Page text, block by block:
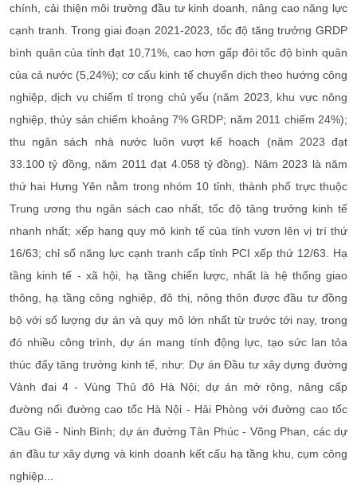
chính, cải thiện môi trường đầu tư kinh doanh, nâng cao năng lực
cạnh tranh. Trong giai đoạn 2021-2023, tốc độ tăng trưởng GRDP
bình quân của tỉnh đạt 10,71%, cao hơn gấp đôi tốc độ bình quân
của cả nước (5,24%); cơ cấu kinh tế chuyển dịch theo hướng công
nghiệp, dịch vụ chiếm tỉ trọng chủ yếu (năm 2023, khu vực nông
nghiệp, thủy sản chiếm khoảng 7% GRDP; năm 2011 chiếm 24%);
thu ngân sách nhà nước luôn vượt kế hoạch (năm 2023 đạt
33.100 tỷ đồng, năm 2011 đạt 4.058 tỷ đồng). Năm 2023 là năm
thứ hai Hưng Yên nằm trong nhóm 10 tỉnh, thành phố trực thuộc
Trung ương thu ngân sách cao nhất, tốc độ tăng trưởng kinh tế
nhanh nhất; xếp hạng quy mô kinh tế của tỉnh vươn lên vị trí thứ
16/63; chỉ số năng lực cạnh tranh cấp tỉnh PCI xếp thứ 12/63. Hạ
tầng kinh tế - xã hội, hạ tầng chiến lược, nhất là hệ thống giao
thông, hạ tầng công nghiệp, đô thị, nông thôn được đầu tư đồng
bộ với số lượng dự án và quy mô lớn nhất từ trước tới nay, trong
đó nhiều công trình, dự án mang tính động lực, tạo sức lan tỏa
thúc đẩy tăng trưởng kinh tế, như: Dự án Đầu tư xây dựng đường
Vành đai 4 - Vùng Thủ đô Hà Nội; dự án mở rộng, nâng cấp
đường nối đường cao tốc Hà Nội - Hải Phòng với đường cao tốc
Cầu Giẽ - Ninh Bình; dự án đường Tân Phúc - Võng Phan, các dự
án đầu tư xây dựng và kinh doanh kết cấu hạ tầng khu, cụm công
nghiệp...